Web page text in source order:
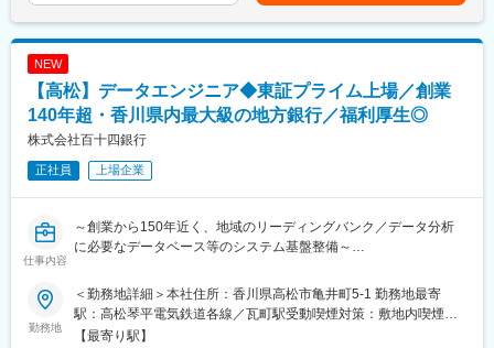
■長期ビジョン・経営計画：
変更の範囲：当行業務全般 （詳細は、面談・面接時にご確認くだ
さい）
（2）プロモーションやマーケティング施策の企画・推進
◇当行公式SNSの運営及び活性化に向けた施策の企画立案・実行
◇デジタルチャネルを活用したプロモーションやマーケティング
（3）データの分析及び課題解決策の立案
■グループのDX：
長エンジン」と定義し、お客さま・地域への新たな価値・体験の
提供及び生産性の飛躍的向上を実現する
＜方針＞
NEW
【高松】データエンジニア◆東証プライム上場／創業
140年超・香川県内最大級の地方銀行／福利厚生◎
株式会社百十四銀行
正社員 上場企業
仕事内容
～創業から150年近く、地域のリーディングバンク／データ分析
に必要なデータベース等のシステム基盤整備～
■採用背景：
当行はデータドリブン経営の実現にむけて、銀行業務のデジタル
シフトに取り組んでいます。
勤務地
＜勤務地詳細＞本社住所：香川県高松市亀井町5-1 勤務地最寄
駅：高松琴平電気鉄道各線／瓦町駅受動喫煙対策：敷地内喫煙可
能場所あり変更の範囲：会社の定める事業所
【最寄り駅】